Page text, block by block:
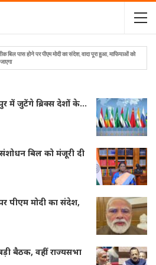
बिल पास होने पर पीएम मोदी का संदेश, वादा पूरा हुआ, माफियाओं को
में जुटेंगे ब्रिक्स देशों के…
संशोधन बिल को मंजूरी दी
पीएम मोदी का संदेश,
बैठक, वहीं राज्यसभा